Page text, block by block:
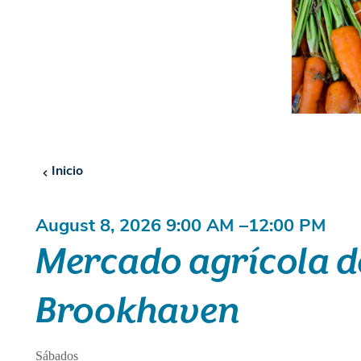
Inicio
August 8, 2026 9:00 AM –12:00 PM
Mercado agrícola
Brookhaven
Sábados